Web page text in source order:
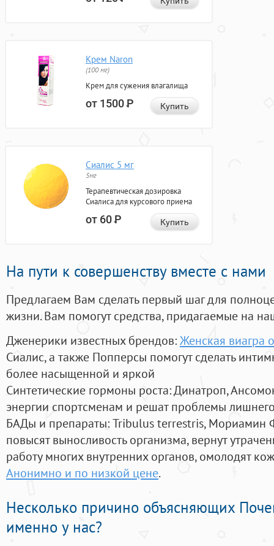
Крем Naron
(100 мг)
Крем для сужения влагалища
от 1500Р Купить
Сиалис 5 мг
5мг
Терапевтическая дозировка
Сиалиса для курсового приема
от 60Р Купить
На пути к совершенству вместе с нами
Предлагаем Вам сделать первый шаг для
жизни. Вам помогут средства, придагаемые на
Дженерики известных брендов:Женская виагра
Сиалис, а также Попперсы помогут сделать
более насыщенной и яркой
Синтетические гормоны роста: Динатроп,
энергии спортсменам и решат проблемы
БАДы и препараты:Tribulus terrestris, Мориамин
повысят выносливость организма, вернут
работу многих внутренних органов, омолодят
Анонимно и по низкой цене.
Несколько причино объясняющих
именно у нас?